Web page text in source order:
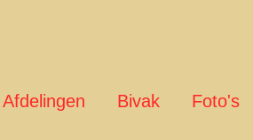
Afdelingen Bivak Foto's